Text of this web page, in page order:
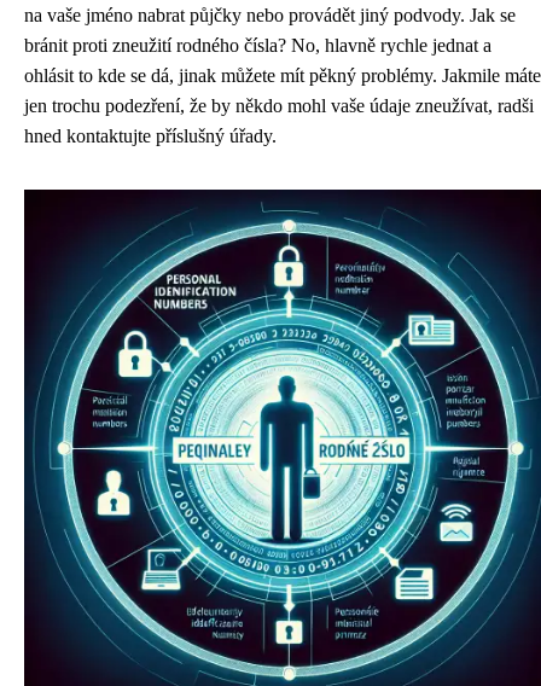
na vaše jméno nabrat půjčky nebo provádět jiný podvody. Jak se
bránit proti zneužití rodného čísla? No, hlavně rychle jednat a
ohlásit to kde se dá, jinak můžete mít pěkný problémy. Jakmile máte
jen trochu podezření, že by někdo mohl vaše údaje zneužívat, radši
hned kontaktujte příslušný úřady.